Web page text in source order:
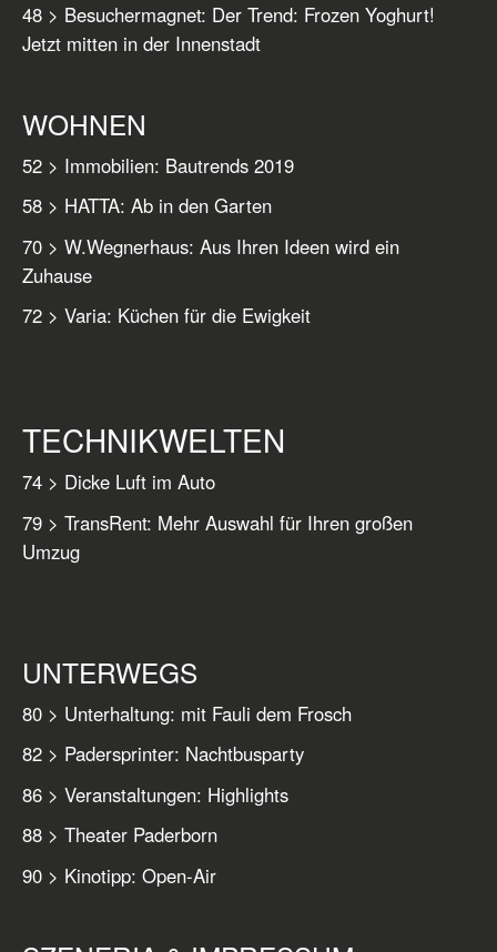
48 > Besuchermagnet: Der Trend: Frozen Yoghurt!
Jetzt mitten in der Innenstadt
WOHNEN
52 > Immobilien: Bautrends 2019
58 > HATTA: Ab in den Garten
70 > W.Wegnerhaus: Aus Ihren Ideen wird ein
Zuhause
72 > Varia: Küchen für die Ewigkeit
TECHNIKWELTEN
74 > Dicke Luft im Auto
79 > TransRent: Mehr Auswahl für Ihren großen
Umzug
UNTERWEGS
80 > Unterhaltung: mit Fauli dem Frosch
82 > Padersprinter: Nachtbusparty
86 > Veranstaltungen: Highlights
88 > Theater Paderborn
90 > Kinotipp: Open-Air